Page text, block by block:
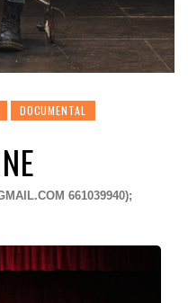
DOCUMENTAL
661039940);